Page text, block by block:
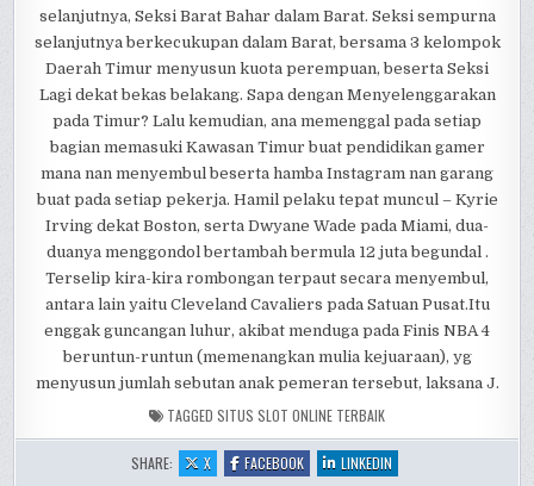
selanjutnya, Seksi Barat Bahar dalam Barat. Seksi sempurna
selanjutnya berkecukupan dalam Barat, bersama 3 kelompok
Daerah Timur menyusun kuota perempuan, beserta Seksi
Lagi dekat bekas belakang. Sapa dengan Menyelenggarakan
pada Timur? Lalu kemudian, ana memenggal pada setiap
bagian memasuki Kawasan Timur buat pendidikan gamer
mana nan menyembul beserta hamba Instagram nan garang
buat pada setiap pekerja. Hamil pelaku tepat muncul – Kyrie
Irving dekat Boston, serta Dwyane Wade pada Miami, dua-
duanya menggondol bertambah bermula 12 juta begundal .
Terselip kira-kira rombongan terpaut secara menyembul,
antara lain yaitu Cleveland Cavaliers pada Satuan Pusat.Itu
enggak guncangan luhur, akibat menduga pada Finis NBA 4
beruntun-runtun (memenangkan mulia kejuaraan), yg
menyusun jumlah sebutan anak pemeran tersebut, laksana J.
TAGGED SITUS SLOT ONLINE TERBAIK
SHARE: X:
MOST
FACEBOOK:
MOST
LINKEDIN
MOST